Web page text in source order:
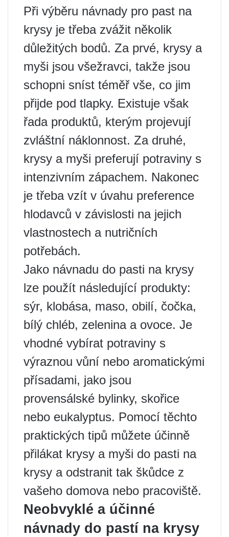
Při výběru návnady pro past na
krysy je třeba zvážit několik
důležitých bodů. Za prvé, krysy a
myši jsou všežravci, takže jsou
schopni sníst téměř vše, co jim
přijde pod tlapky. Existuje však
řada produktů, kterým projevují
zvláštní náklonnost. Za druhé,
krysy a myši preferují potraviny s
intenzivním zápachem. Nakonec
je třeba vzít v úvahu preference
hlodavců v závislosti na jejich
vlastnostech a nutričních
potřebách.
Jako návnadu do pasti na krysy
lze použít následující produkty:
sýr, klobása, maso, obilí, čočka,
bílý chléb, zelenina a ovoce. Je
vhodné vybírat potraviny s
výraznou vůní nebo aromatickými
přísadami, jako jsou
provensálské bylinky, skořice
nebo eukalyptus. Pomocí těchto
praktických tipů můžete účinně
přilákat krysy a myši do pasti na
krysy a odstranit tak škůdce z
vašeho domova nebo pracoviště.
Neobvyklé a účinné
návnady do pastí na krysy